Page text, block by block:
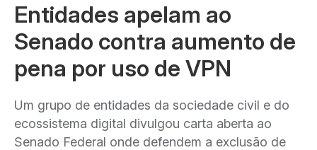
Entidades apelam ao
Senado contra aumento de
pena por uso de VPN
Um grupo de entidades da sociedade civil e do
ecossistema digital divulgou carta aberta ao
Senado Federal onde defendem a exclusão de